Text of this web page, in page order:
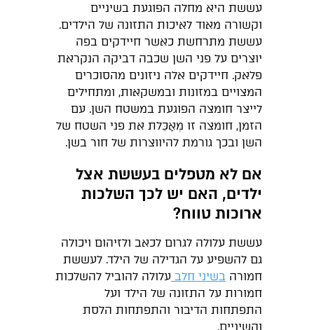
עששת היא מחלה הפוגעת בשיניים
וקשורה מאוד לאיכות התזונה של הילדים.
עששת מתרחשת כאשר חיידקים בפה
יוצרים על פני השן שכבה דביקה הנקראת
פלאק. חיידקים אלה ניזונים מהסוכרים
המצויים במזונות ובמשקאות, ומתחילים
לייצר חומצה הפוגעת במשטח השן. עם
הזמן, חומצה זו מְאַכֵּלת את פני השטח של
השן ובכך גורמת להיווצרות של חור בשן.
אם לא מטפלים בעששת אצל
ילדים, האם יש לכך השלכות
ארוכות טווח?
עששת עלולה לגרום לכאב ולזיהום ויכולה
גם להשפיע על הגדילה של הילד. לעששת
חמורה בשיני חלב עלולה להוביל להשלכות
חמורות על התזונה של הילד ועל
התפתחות הדיבור והתפתחות הלסת
והשיניים.